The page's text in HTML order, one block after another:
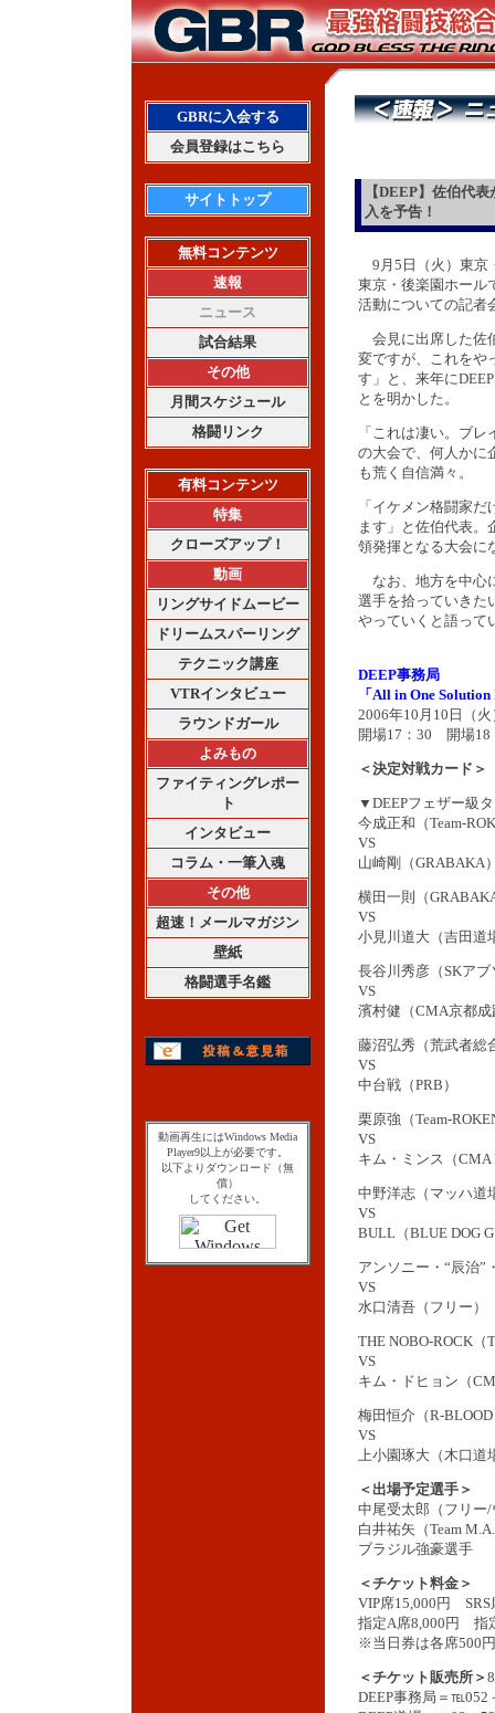
GBRに入会する
会員登録はこちら
サイトトップ
無料コンテンツ
速報
ニュース
試合結果
その他
月間スケジュール
格闘リンク
有料コンテンツ
特集
クローズアップ！
動画
リングサイドムービー
ドリームスパーリング
テクニック講座
VTRインタビュー
ラウンドガール
よみもの
ファイティングレポー
ト
インタビュー
コラム・一筆入魂
その他
超速！メールマガジン
壁紙
格闘選手名鑑
動画再生にはWindows Media
Player9以上が必要です。
以下よりダウンロード（無
償）
してください。
【DEEP】佐伯代
入を予告！
9月5日（火）東京
東京・後楽園ホール
活動についての記者
会見に出席した佐
変ですが、これをや
す」と、来年に
とを明かした。
「これは凄い。ブ
の大会で、何人かに
も荒く自信満々。
「イケメン格闘家
ます」と佐伯代表。
領発揮となる大会に
なお、地方を中心
選手を拾っていきた
やっていくと語って
DEEP事務局
「All in One
2006年10月10日（
開場17：30 開場18
＜決定対戦カード＞
▼DEEPフェザー級
今成正和（Team-
VS
山崎剛（GRABAKA
横田一則（
VS
小見川道大（吉田道
長谷川秀彦（SKア
VS
濱村健（CMA京都成
藤沼弘秀（荒武者総
VS
中台戦（PRB）
栗原強（Team-
VS
キム・ミンス（CMA
中野洋志（マッハ道
VS
BULL（BLUE DOG
アンソニー・“辰治”
VS
水口清吾（フリー）
THE NOBO-ROCK（
VS
キム・ドヒョン（
梅田恒介（R-
VS
上小園琢大（木口道
＜出場予定選手＞
中尾受太郎（フリー
白井祐矢（Team
ブラジル強豪選手
＜チケット料金＞
VIP席15,000円 SRS
指定A席8,000円 指
※当日券は各席500
＜チケット販売所＞
DEEP事務局＝